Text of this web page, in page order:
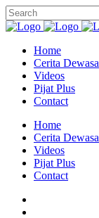
Home
Cerita Dewasa
Videos
Pijat Plus
Contact
Home
Cerita Dewasa
Videos
Pijat Plus
Contact